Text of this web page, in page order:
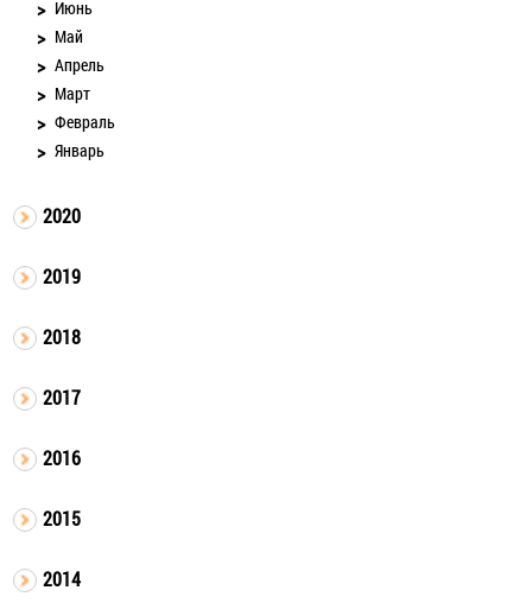
Июнь
Май
Апрель
Март
Февраль
Январь
2020
2019
2018
2017
2016
2015
2014